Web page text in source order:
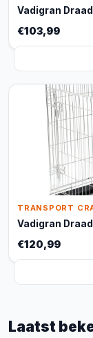
Vadigran
€103,99
TRANSPORT
Vadigran
€120,99
Laatst